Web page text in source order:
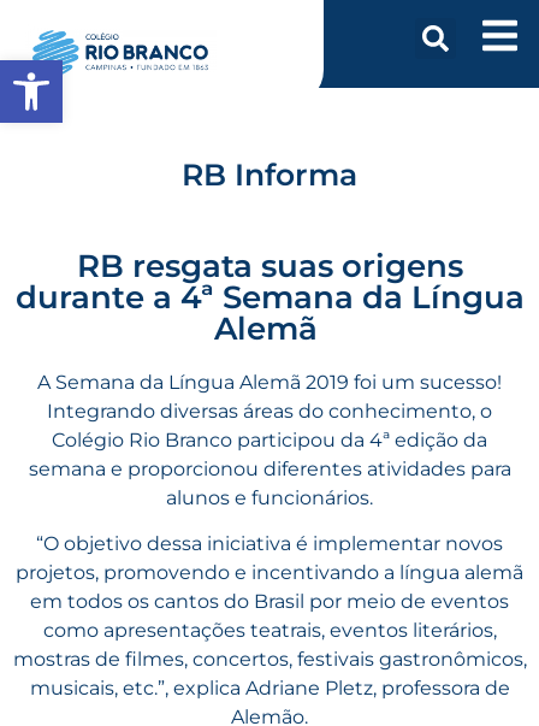
RB Informa
RB resgata suas origens
durante a 4ª Semana da Língua
Alemã
A Semana da Língua Alemã 2019 foi um sucesso!
Integrando diversas áreas do conhecimento, o
Colégio Rio Branco participou da 4ª edição da
semana e proporcionou diferentes atividades para
alunos e funcionários.
“O objetivo dessa iniciativa é implementar novos
projetos, promovendo e incentivando a língua alemã
em todos os cantos do Brasil por meio de eventos
como apresentações teatrais, eventos literários,
mostras de filmes, concertos, festivais gastronômicos,
musicais, etc.”, explica Adriane Pletz, professora de
Alemão.
Abrir a barra de ferramentas